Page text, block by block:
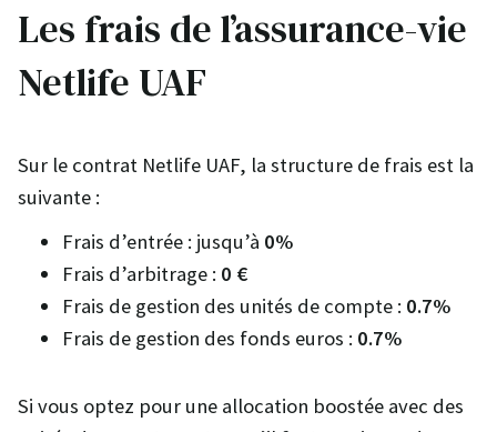
Les frais de l’assurance-vie
Netlife UAF
Sur le contrat Netlife UAF, la structure de frais est la
suivante :
Frais d’entrée : jusqu’à 0%
Frais d’arbitrage : 0 €
Frais de gestion des unités de compte : 0.7%
Frais de gestion des fonds euros : 0.7%
Si vous optez pour une allocation boostée avec des